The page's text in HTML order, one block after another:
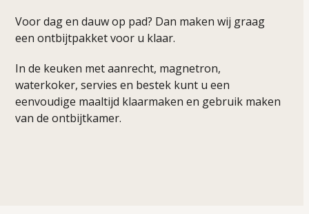
Voor dag en dauw op pad? Dan maken wij graag
een ontbijtpakket voor u klaar.
In de keuken met aanrecht, magnetron,
waterkoker, servies en bestek kunt u een
eenvoudige maaltijd klaarmaken en gebruik maken
van de ontbijtkamer.